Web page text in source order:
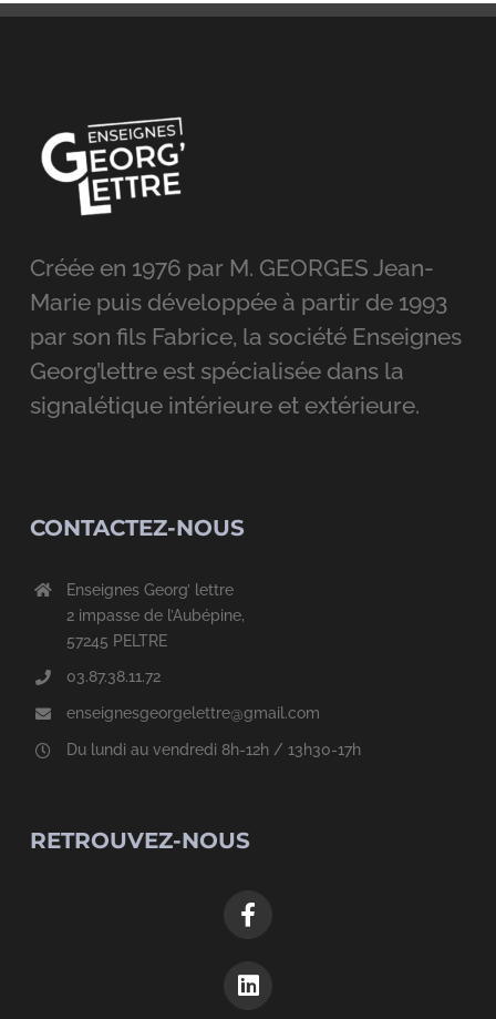
Créée en 1976 par M. GEORGES Jean-
Marie puis développée à partir de 1993
par son fils Fabrice, la société Enseignes
Georg’lettre est spécialisée dans la
signalétique intérieure et extérieure.
CONTACTEZ-NOUS
Enseignes Georg’ lettre
2 impasse de l’Aubépine,
57245 PELTRE
03.87.38.11.72
enseignesgeorgelettre@gmail.com
Du lundi au vendredi 8h-12h / 13h30-17h
RETROUVEZ-NOUS